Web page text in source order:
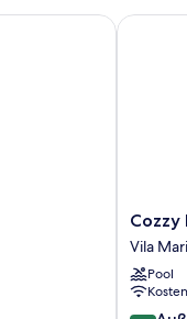
Cozzy
Paulista
Hotel
Vila
Cozzy
Vila
Pool
Cozzy